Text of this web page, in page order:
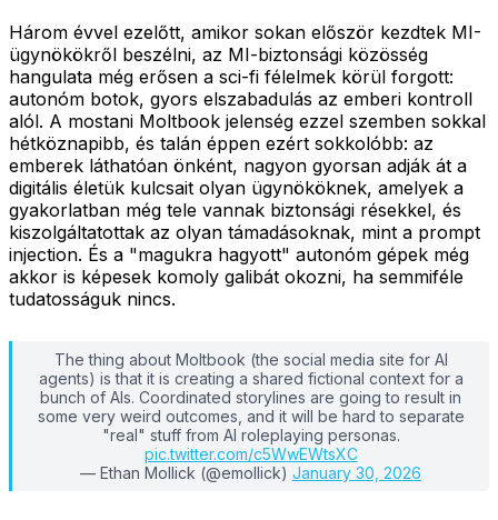
Három évvel ezelőtt, amikor sokan először kezdtek MI-
ügynökökről beszélni, az MI-biztonsági közösség
hangulata még erősen a sci-fi félelmek körül forgott:
autonóm botok, gyors elszabadulás az emberi kontroll
alól. A mostani Moltbook jelenség ezzel szemben sokkal
hétköznapibb, és talán éppen ezért sokkolóbb: az
emberek láthatóan önként, nagyon gyorsan adják át a
digitális életük kulcsait olyan ügynököknek, amelyek a
gyakorlatban még tele vannak biztonsági résekkel, és
kiszolgáltatottak az olyan támadásoknak, mint a prompt
injection. És a "magukra hagyott" autonóm gépek még
akkor is képesek komoly galibát okozni, ha semmiféle
tudatosságuk nincs.
The thing about Moltbook (the social media site for AI
agents) is that it is creating a shared fictional context for a
bunch of AIs. Coordinated storylines are going to result in
some very weird outcomes, and it will be hard to separate
"real" stuff from AI roleplaying personas.
pic.twitter.com/c5WwEWtsXC
— Ethan Mollick (@emollick) January 30, 2026